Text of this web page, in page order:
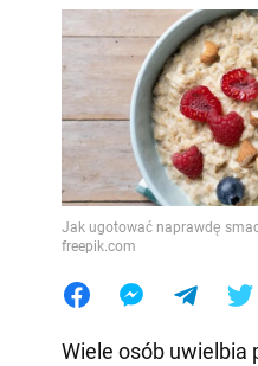
Jak ugotować naprawdę
freepik.com
Wiele osób uwielbia